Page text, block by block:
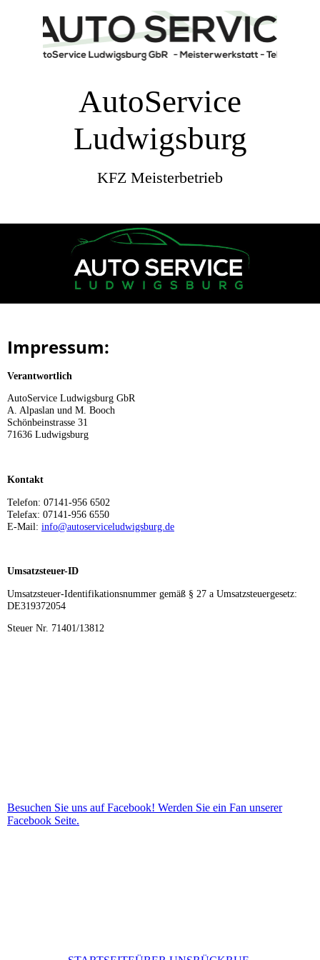
AutoService
Ludwigsburg
KFZ Meisterbetrieb
Impressum:
Verantwortlich
AutoService Ludwigsburg GbR
A. Alpaslan und M. Booch
Schönbeinstrasse 31
71636 Ludwigsburg
Kontakt
Telefon: 07141-956 6502
Telefax: 07141-956 6550
E-Mail: info@autoserviceludwigsburg.de
Umsatzsteuer-ID
Umsatzsteuer-Identifikationsnummer gemäß § 27 a Umsatzsteuergesetz:
DE319372054
Steuer Nr. 71401/13812
Besuchen Sie uns auf Facebook! Werden Sie ein Fan unserer
Facebook Seite.